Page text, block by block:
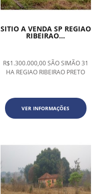
SITIO A VENDA SP REGIAO
RIBEIRAO...
R$1.300.000,00 SÃO SIMÃO 31
HA REGIAO RIBEIRAO PRETO
VER INFORMAÇÕES